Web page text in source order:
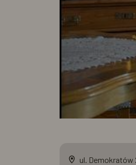
ul. Demokratów